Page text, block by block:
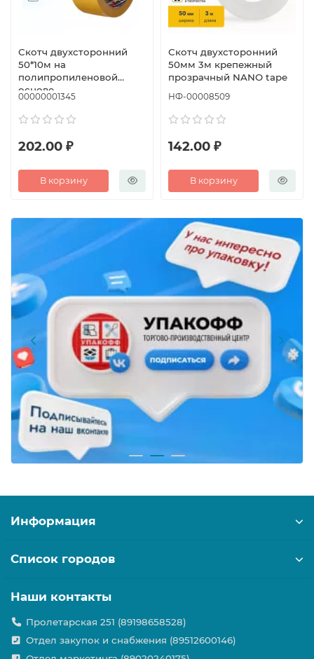
Скотч двухсторонний
50*10м на
полипропиленовой
основе
00000001345
202.00 ₽
В корзину
Скотч двухсторонний
50мм 3м крепежный
прозрачный NANO tape
НФ-00008509
142.00 ₽
В корзину
Информация
Список городов
Наши контакты
Пролетарская 251 (89198658528)
Отдел закупок и снабжения (89512600146)